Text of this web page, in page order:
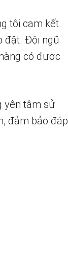
tôi cam kết
đặt. Đội ngũ
có được
yên tâm sử
đảm bảo đáp